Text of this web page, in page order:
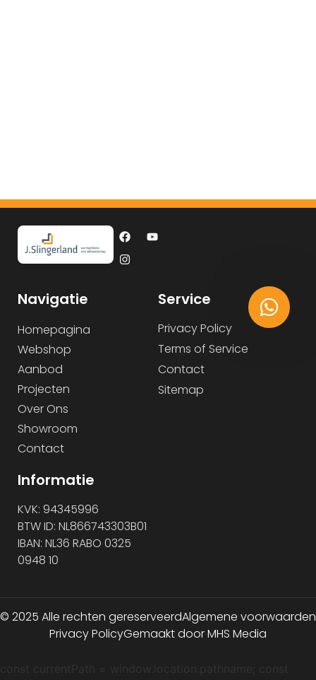
Navigatie
Homepagina
Webshop
Aanbod
Projecten
Over Ons
Showroom
Contact
Service
Privacy Policy
Terms of Service
Contact
Sitemap
Informatie
KVK: 94345996
BTW ID: NL866743303B01
IBAN: NL36 RABO 0325
0948 10
© 2025 Alle rechten gereserveerdAlgemene voorwaarden
Privacy PolicyGemaakt door MHS Media